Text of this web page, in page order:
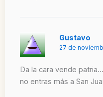
Gustavo
27 de
Da la cara vende
no entras más a San